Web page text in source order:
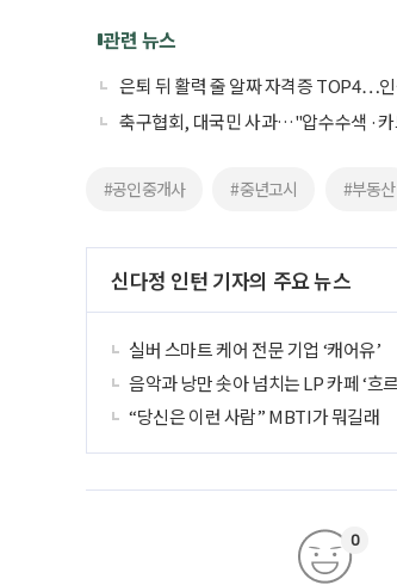
관련 뉴스
은퇴 뒤 활력 줄 알짜 자격증 TOP4…
축구협회, 대국민 사과…"압수수색 ·
#공인중개사 #중년고시 #부동산
신다정 인턴 기자의 주요 뉴스
실버 스마트 케어 전문 기업 ‘캐어유’
음악과 낭만 솟아 넘치는 LP 카페 ‘흐
“당신은 이런 사람” MBTI가 뭐길래
0